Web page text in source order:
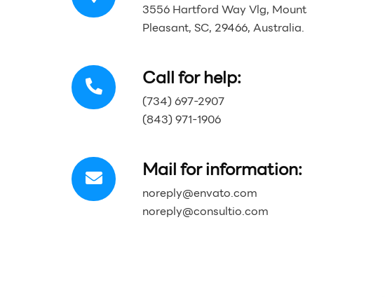
3556 Hartford Way Vlg, Mount
Pleasant, SC, 29466, Australia.
Call for help:
(734) 697-2907
(843) 971-1906
Mail for information:
noreply@envato.com
noreply@consultio.com